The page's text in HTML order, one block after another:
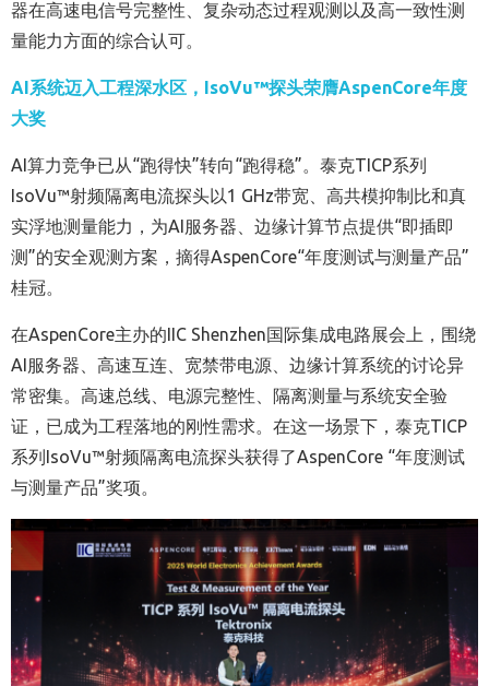
器在高速电信号完整性、复杂动态过程观测以及高一致性测
量能力方面的综合认可。
AI 系统迈入工程深水区，IsoVu™探头荣膺AspenCore年度
大奖
AI算力竞争已从“跑得快”转向“跑得稳”。泰克TICP系列
IsoVu™射频隔离电流探头以1 GHz带宽、高共模抑制比和真
实浮地测量能力，为AI服务器、边缘计算节点提供“即插即
测”的安全观测方案，摘得AspenCore“年度测试与测量产品”
桂冠。
在AspenCore主办的IIC Shenzhen国际集成电路展会上，围绕
AI服务器、高速互连、宽禁带电源、边缘计算系统的讨论异
常密集。高速总线、电源完整性、隔离测量与系统安全验
证，已成为工程落地的刚性需求。在这一场景下，泰克TICP
系列IsoVu™射频隔离电流探头获得了AspenCore “年度测试
与测量产品”奖项。